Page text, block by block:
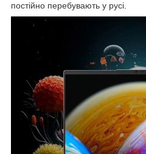
постійно перебувають у русі.